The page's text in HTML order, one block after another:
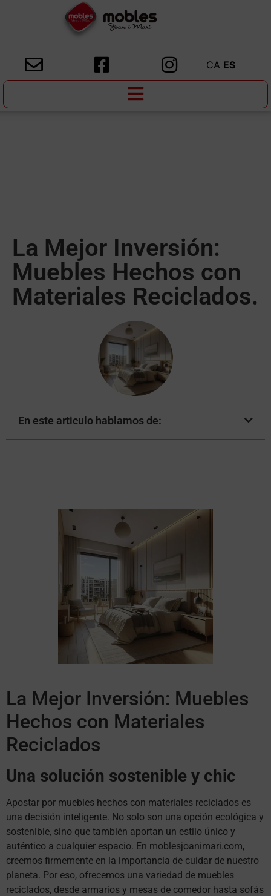
CA ES
La Mejor Inversión:
Muebles Hechos con
Materiales Reciclados.
En este articulo hablamos de:
La Mejor Inversión: Muebles
Hechos con Materiales
Reciclados
Una solución sostenible y chic
Apostar por muebles hechos con materiales reciclados es
una decisión inteligente. No solo son una opción ecológica y
sostenible, sino que también aportan un estilo único y
auténtico a cualquier espacio. En moblesjoanimari.com,
creemos firmemente en la importancia de cuidar de nuestro
planeta. Por eso, ofrecemos una variedad de muebles
reciclados, desde armarios y mesas de comedor hasta sofás